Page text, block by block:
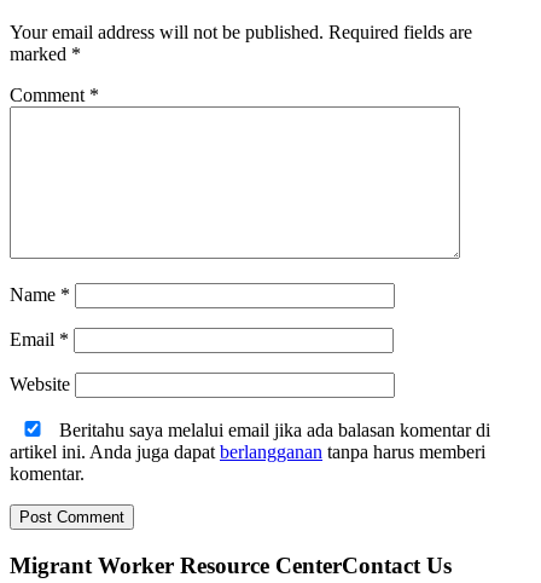
Your email address will not be published. Required fields are
marked *
Comment *
Name *
Email *
Website
Beritahu saya melalui email jika ada balasan komentar di
artikel ini. Anda juga dapat berlangganan tanpa harus memberi
komentar.
Migrant Worker Resource CenterContact Us